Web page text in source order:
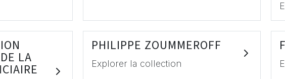
LA
PHILIPPE ZOUMMEROFF
Explorer la collection